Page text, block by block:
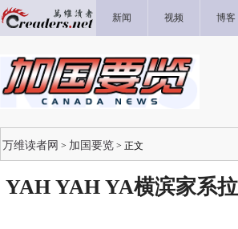
新闻 视频 博客
万维读者网 > 加国要览 > 正文
YAH YAH YA横滨家系